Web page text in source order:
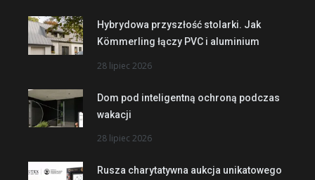
Hybrydowa przyszłość stolarki. Jak
Kömmerling łączy PVC i aluminium
28 lipiec 2026
Dom pod inteligentną ochroną podczas
wakacji
28 lipiec 2026
Rusza charytatywna aukcja unikatowego